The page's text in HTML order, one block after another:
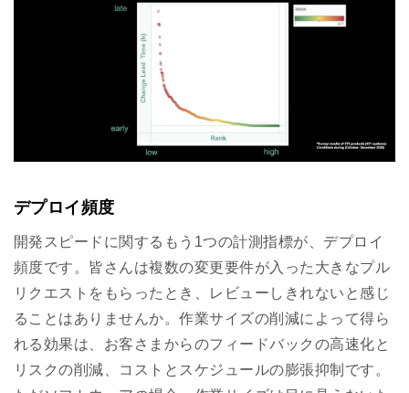
デプロイ頻度
開発スピードに関するもう1つの計測指標が、デプロイ
頻度です。皆さんは複数の変更要件が入った大きなプル
リクエストをもらったとき、レビューしきれないと感じ
ることはありませんか。作業サイズの削減によって得ら
れる効果は、お客さまからのフィードバックの高速化と
リスクの削減、コストとスケジュールの膨張抑制です。